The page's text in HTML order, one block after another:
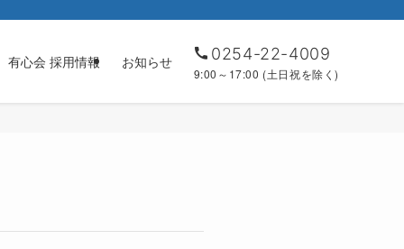
有心会 採用情報 お知らせ 0254-22-4009
9:00～17:00 (土日祝を除く)